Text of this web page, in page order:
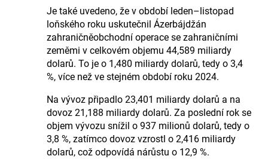
Je také uvedeno, že v období leden–listopad
loňského roku uskutečnil Ázerbájdžán
zahraničněobchodní operace se zahraničními
zeměmi v celkovém objemu 44,589 miliardy
dolarů. To je o 1,480 miliardy dolarů, tedy o 3,4
%, více než ve stejném období roku 2024.
Na vývoz připadlo 23,401 miliardy dolarů a na
dovoz 21,188 miliardy dolarů. Za poslední rok se
objem vývozu snížil o 937 milionů dolarů, tedy o
3,8 %, zatímco dovoz vzrostl o 2,416 miliardy
dolarů, což odpovídá nárůstu o 12,9 %.